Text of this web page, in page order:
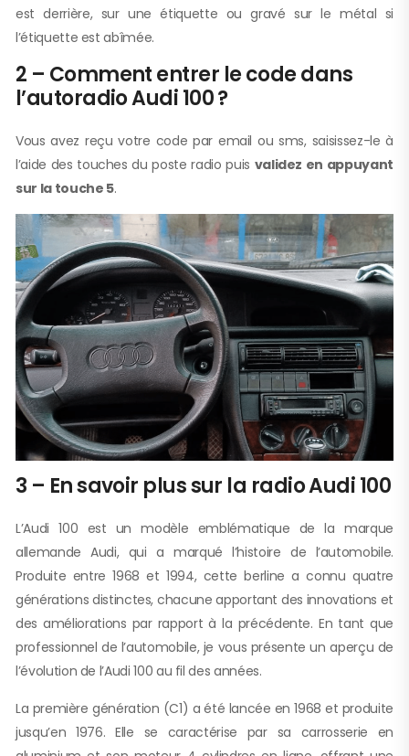
est derrière, sur une étiquette ou gravé sur le métal si
l’étiquette est abîmée.
2 – Comment entrer le code dans
l’autoradio Audi 100 ?
Vous avez reçu votre code par email ou sms, saisissez-le à
l’aide des touches du poste radio puis validez en appuyant
sur la touche 5.
3 – En savoir plus sur la radio Audi 100
L’Audi 100 est un modèle emblématique de la marque
allemande Audi, qui a marqué l’histoire de l’automobile.
Produite entre 1968 et 1994, cette berline a connu quatre
générations distinctes, chacune apportant des innovations et
des améliorations par rapport à la précédente. En tant que
professionnel de l’automobile, je vous présente un aperçu de
l’évolution de l’Audi 100 au fil des années.
La première génération (C1) a été lancée en 1968 et produite
jusqu’en 1976. Elle se caractérise par sa carrosserie en